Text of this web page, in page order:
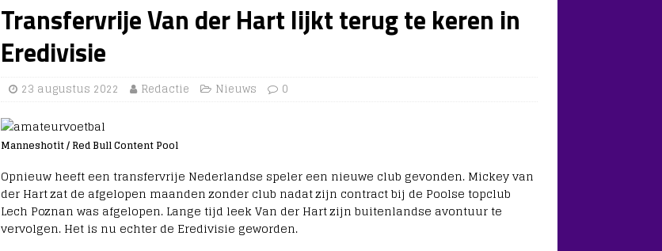
Transfervrije Van der Hart lijkt terug te keren in
Eredivisie
23 augustus 2022 Redactie Nieuws 0
Manneshotit / Red Bull Content Pool
Opnieuw heeft een transfervrije Nederlandse speler een nieuwe club gevonden. Mickey van
der Hart zat de afgelopen maanden zonder club nadat zijn contract bij de Poolse topclub
Lech Poznan was afgelopen. Lange tijd leek Van der Hart zijn buitenlandse avontuur te
vervolgen. Het is nu echter de Eredivisie geworden.